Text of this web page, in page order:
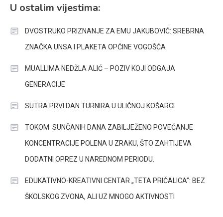
U ostalim vijestima:
DVOSTRUKO PRIZNANJE ZA EMU JAKUBOVIĆ: SREBRNA
ZNAČKA UNSA I PLAKETA OPĆINE VOGOŠĆA
MUALLIMA NEDŽLA ALIĆ – POZIV KOJI ODGAJA
GENERACIJE
SUTRA PRVI DAN TURNIRA U ULIČNOJ KOŠARCI
TOKOM SUNČANIH DANA ZABILJEŽENO POVEĆANJE
KONCENTRACIJE POLENA U ZRAKU, ŠTO ZAHTIJEVA
DODATNI OPREZ U NAREDNOM PERIODU.
EDUKATIVNO-KREATIVNI CENTAR „TETA PRIČALICA”: BEZ
ŠKOLSKOG ZVONA, ALI UZ MNOGO AKTIVNOSTI